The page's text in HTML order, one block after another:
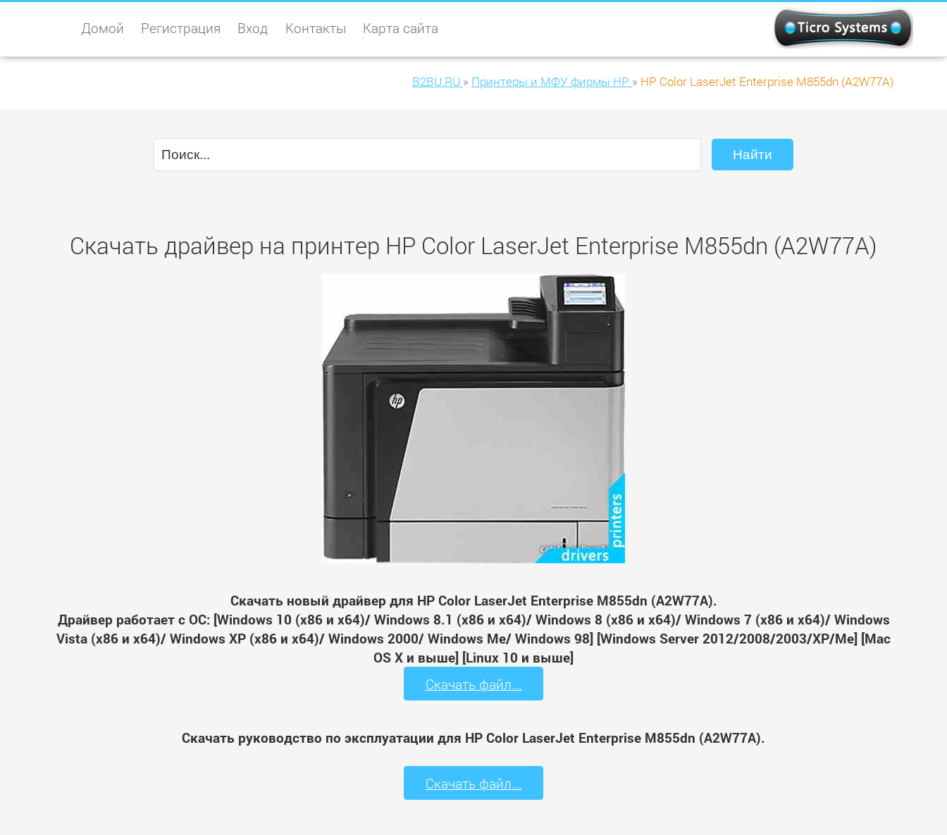
Домой Регистрация Вход Контакты Карта сайта
B2BU.RU » Принтеры и МФУ фирмы HP » HP Color LaserJet Enterprise M855dn (A2W77A)
Скачать драйвер на принтер HP Color LaserJet Enterprise M855dn (A2W77A)
Скачать новый драйвер для HP Color LaserJet Enterprise M855dn (A2W77A).
Драйвер работает с ОС: [Windows 10 (x86 и x64)/ Windows 8.1 (x86 и x64)/ Windows 8 (x86 и x64)/ Windows 7 (x86 и x64)/ Windows
Vista (x86 и x64)/ Windows XP (x86 и x64)/ Windows 2000/ Windows Me/ Windows 98] [Windows Server 2012/2008/2003/XP/Me] [Mac
OS X и выше] [Linux 10 и выше]
Скачать файл...
Скачать руководство по эксплуатации для HP Color LaserJet Enterprise M855dn (A2W77A).
Скачать файл...